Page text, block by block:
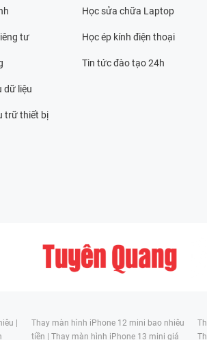
tư
dữ liệu
trữ thiết bị
Học sửa chữa Laptop
Học ép kính điện thoại
Tin tức đào tạo 24h
|
Thay màn hình iPhone 12 mini bao nhiêu
tiền | Thay màn hình iPhone 13 mini giá